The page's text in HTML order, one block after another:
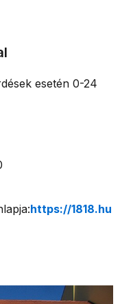
esetén 0-24
https://1818.hu